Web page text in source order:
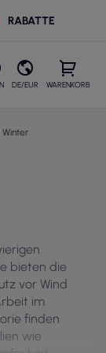
RABATTE
DE/EUR WARENKORB
Winter
bieten die
vor Wind
im
finden
wie